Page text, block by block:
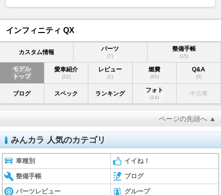
インフィニティ QX
カスタム情報 パーツ
(7)
整備手帳
(15)
モデル
トップ
愛車紹介
(22)
レビュー
(1)
燃費
(65)
Q&A
(0)
ブログ スペック ランキング フォト
(14)
中古車
ページの先頭へ ▲
みんカラ 人気のカテゴリ
車種別 イイね！
整備手帳 ブログ
パーツレビュー グループ